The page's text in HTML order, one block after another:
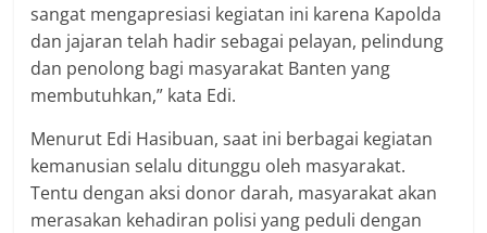
sangat mengapresiasi kegiatan ini karena Kapolda
dan jajaran telah hadir sebagai pelayan, pelindung
dan penolong bagi masyarakat Banten yang
membutuhkan,” kata Edi.
Menurut Edi Hasibuan, saat ini berbagai kegiatan
kemanusian selalu ditunggu oleh masyarakat.
Tentu dengan aksi donor darah, masyarakat akan
merasakan kehadiran polisi yang peduli dengan